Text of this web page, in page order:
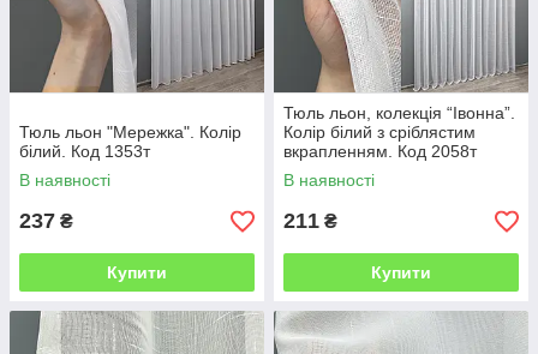
Тюль льон "Мережка". Колір
білий. Код 1353т
В наявності
237 ₴
Купити
Тюль льон, колекція “Івонна”.
Колір білий з сріблястим
вкрапленням. Код 2058т
В наявності
211 ₴
Купити